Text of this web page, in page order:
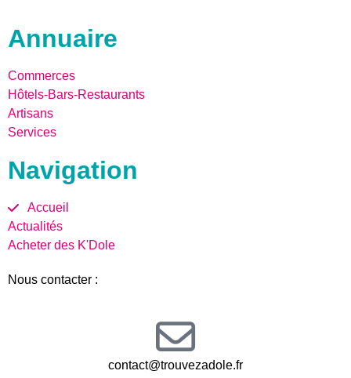
Annuaire
Commerces
Hôtels-Bars-Restaurants
Artisans
Services
Navigation
Accueil
Actualités
Acheter des K'Dole
Nous contacter :
contact@trouvezadole.fr